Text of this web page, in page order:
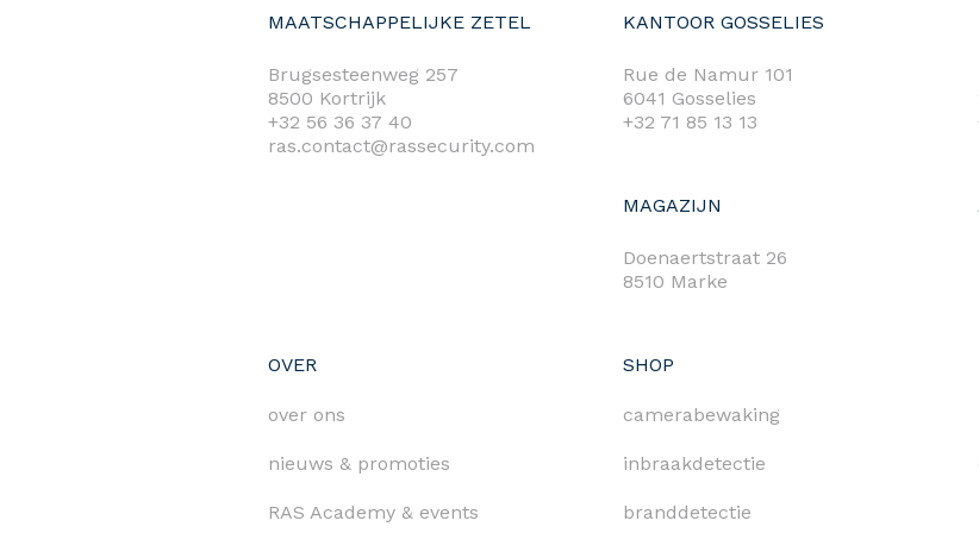
MAATSCHAPPELIJKE ZETEL
Brugsesteenweg 257
8500 Kortrijk
+32 56 36 37 40
ras.contact@rassecurity.com
KANTOOR GOSSELIES
Rue de Namur 101
6041 Gosselies
+32 71 85 13 13
MAGAZIJN
Doenaertstraat 26
8510 Marke
OVER
over ons
nieuws & promoties
RAS Academy & events
SHOP
camerabewaking
inbraakdetectie
branddetectie